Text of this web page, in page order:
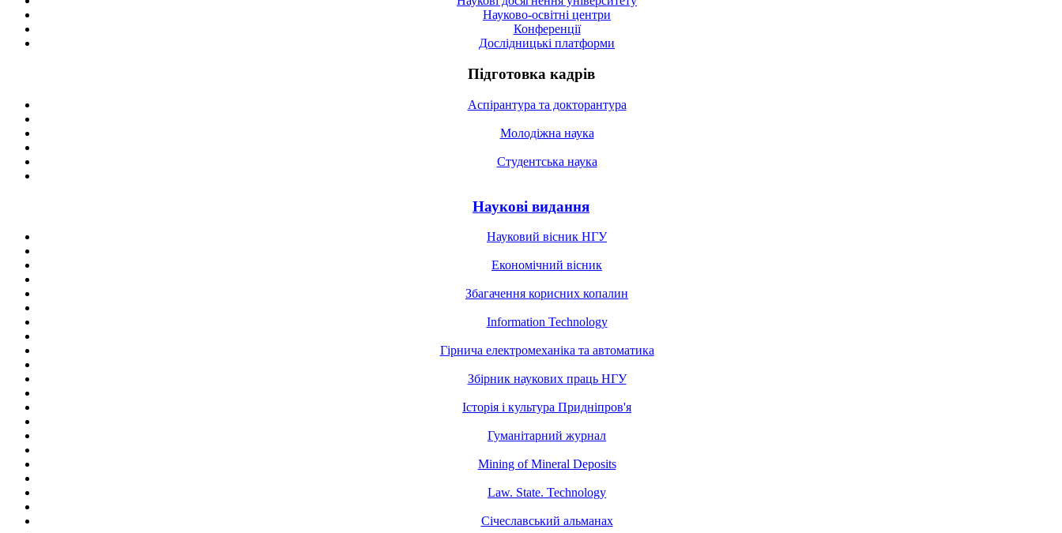
Науково-освітні центри
Конференції
Дослідницькі платформи
Підготовка кадрів
Аспірантура та докторантура
Молодіжна наука
Студентська наука
Наукові видання
Науковий вісник НГУ
Економічний вісник
Збагачення корисних копалин
Information Technology
Гірнича електромеханіка та автоматика
Збірник наукових праць НГУ
Історія і культура Придніпров'я
Гуманітарний журнал
Mining of Mineral Deposits
Law. State. Technology
Січеславський альманах